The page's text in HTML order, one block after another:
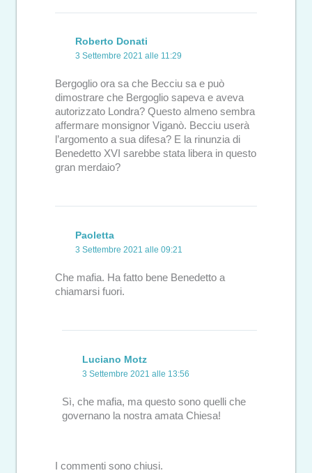
Roberto Donati
3 Settembre 2021 alle 11:29
Bergoglio ora sa che Becciu sa e può
dimostrare che Bergoglio sapeva e aveva
autorizzato Londra? Questo almeno sembra
affermare monsignor Viganò. Becciu userà
l’argomento a sua difesa? E la rinunzia di
Benedetto XVI sarebbe stata libera in questo
gran merdaio?
Paoletta
3 Settembre 2021 alle 09:21
Che mafia. Ha fatto bene Benedetto a
chiamarsi fuori.
Luciano Motz
3 Settembre 2021 alle 13:56
Sì, che mafia, ma questo sono quelli che
governano la nostra amata Chiesa!
I commenti sono chiusi.